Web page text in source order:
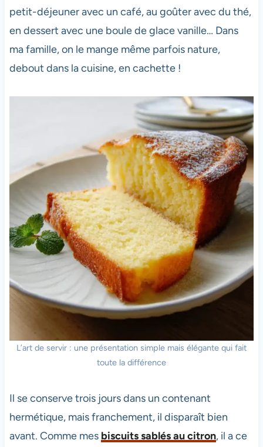
petit-déjeuner avec un café, au goûter avec du thé,
en dessert avec une boule de glace vanille… Dans
ma famille, on le mange même parfois nature,
debout dans la cuisine, en cachette !
L’art de servir : une présentation simple mais élégante qui fait
toute la différence
Il se conserve trois jours dans un contenant
hermétique, mais franchement, il disparaît bien
avant. Comme mes biscuits sablés au citron, il a ce